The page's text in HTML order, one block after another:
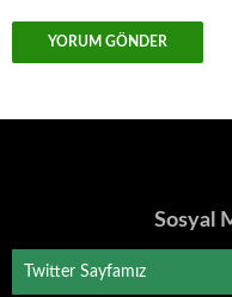
Sosyal
Twitter Sayfamız